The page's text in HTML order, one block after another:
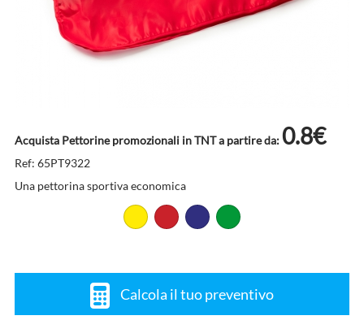
Acquista Pettorine promozionali in TNT a partire da:0.8€
Ref: 65PT9322
Una pettorina sportiva economica
Calcola il tuo preventivo